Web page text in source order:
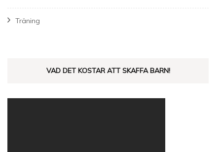
Träning
VAD DET KOSTAR ATT SKAFFA BARN!